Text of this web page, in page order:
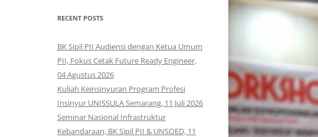
RECENT POSTS
BK Sipil PII Audiensi dengan Ketua Umum
PII, Fokus Cetak Future Ready Engineer,
04 Agustus 2026
Kuliah Keinsinyuran Program Profesi
Insinyur UNISSULA Semarang, 11 Juli 2026
Seminar Nasional Infrastruktur
Kebandaraan, BK Sipil PII & UNSOED, 11